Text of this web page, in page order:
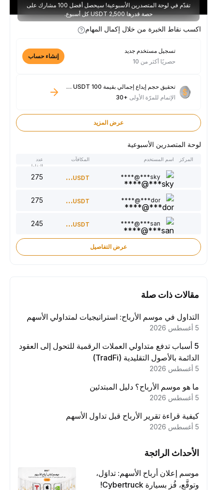
تقدّم في لوحة المتصدرين الأسبوعية! سيحصل أفضل 100 مشارك على
حصة قدرها 2,500 USDT كل أسبوع.
اكسب نقاط الخبرة من خلال إكمال المهام
تسجيل مستخدم جديد
حصريًا أكثر من 10
إنشاء حساب
تحقيق حجم إيداع إجمالي بقيمة 100 USDT فأكثر
الإتمام للمرّة الأولى+30
عرض المزيد
لوحة المتصدرين الأسبوعية
المركز اسم المستخدم المكافآت
النقاط
sky***@****
300USDT
dor***@****
220USDT
san***@****
150USDT
عرض التفاصيل
مقالات ذات صلة
التداول في موسم الأرباح: استراتيجيات لمتداولي الأسهم
5 أسباب تدفع متداولي العملات الرقمية للتحول إلى العقود
الدائمة بالأصول التقليدية (TradFi)
ما هو موسم الأرباح؟ دليل المبتدئين
كيفية قراءة تقرير الأرباح قبل تداول الأسهم
الأحداث الرائجة
موسم إعلان أرباح الأسهم: تداوَل،
وتوقَّع، فُز بسيارة Cybertruck!